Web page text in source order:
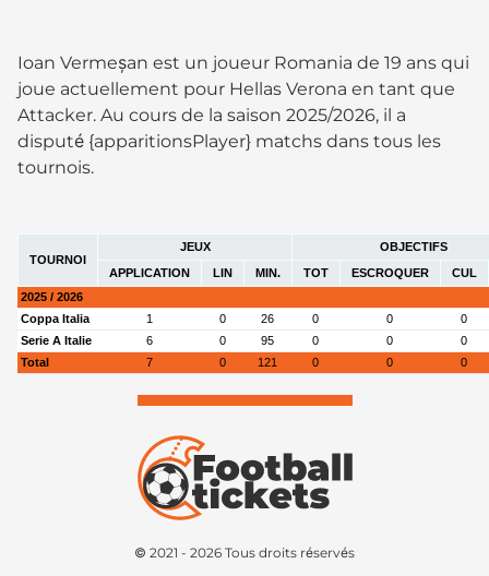
Ioan Vermeșan est un joueur Romania de 19 ans qui
joue actuellement pour Hellas Verona en tant que
Attacker. Au cours de la saison 2025/2026, il a
disputé {apparitionsPlayer} matchs dans tous les
tournois.
TOURNOI
JEUX
OBJECTIFS
APPLICATION
LIN MIN. TOT ESCROQUER
CUL
2025 / 2026
Coppa Italia
1 0 26 0 0
0
Serie A Italie
6 0 95 0 0
0
Total
7 0 121 0 0 0
© 2021 - 2026 Tous droits réservés